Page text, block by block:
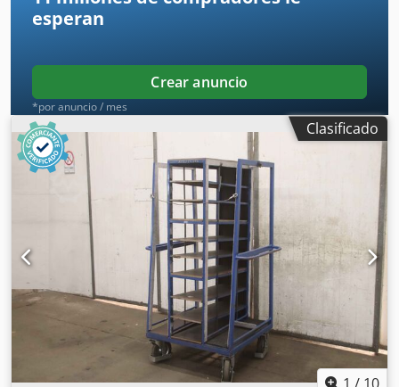
esperan
Crear anuncio
*por anuncio / mes
Clasificado